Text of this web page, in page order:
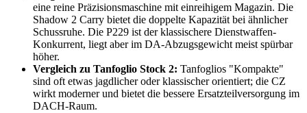
eine reine Präzisionsmaschine mit einreihigem Magazin. Die
Shadow 2 Carry bietet die doppelte Kapazität bei ähnlicher
Schussruhe. Die P229 ist der klassischere Dienstwaffen-
Konkurrent, liegt aber im DA-Abzugsgewicht meist spürbar
höher.
Vergleich zu Tanfoglio Stock 2: Tanfoglios "Kompakte"
sind oft etwas jagdlicher oder klassischer orientiert; die CZ
wirkt moderner und bietet die bessere Ersatzteilversorgung im
DACH-Raum.